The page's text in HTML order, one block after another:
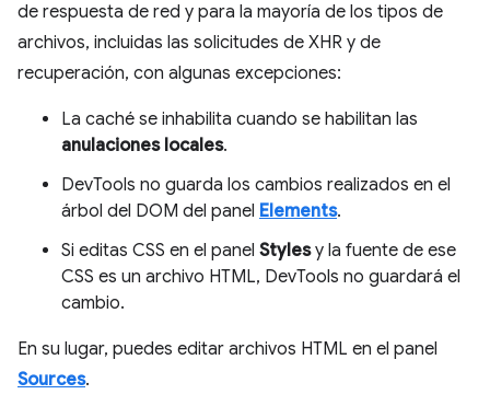
de respuesta de red y para la mayoría de los tipos de
archivos, incluidas las solicitudes de XHR y de
recuperación, con algunas excepciones:
La caché se inhabilita cuando se habilitan las
anulaciones locales.
DevTools no guarda los cambios realizados en el
árbol del DOM del panel Elements.
Si editas CSS en el panel Stylesy la fuente de ese
CSS es un archivo HTML, DevTools no guardará el
cambio.
En su lugar, puedes editar archivos HTML en el panel
Sources.